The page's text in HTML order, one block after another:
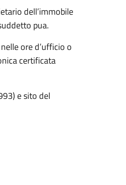
dell’immobile
pua.
ore d’ufficio o
certificata
e sito del